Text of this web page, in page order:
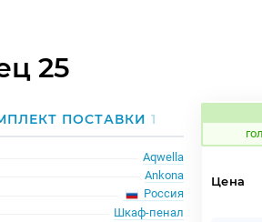
25
ПОСТАВКИ1
Aqwella
Ankona
Россия
Шкаф-пенал
Цена